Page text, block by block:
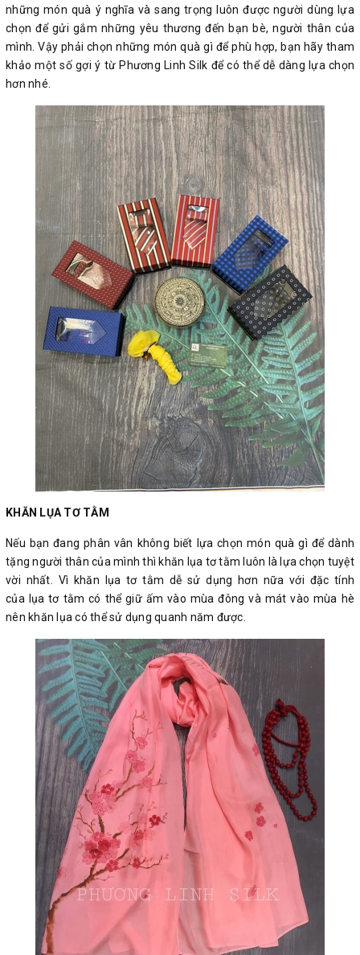
những món quà ý nghĩa và sang trọng luôn được người dùng lựa
chọn để gửi gắm những yêu thương đến bạn bè, người thân của
mình. Vậy phải chọn những món quà gì để phù hợp, bạn hãy tham
khảo một số gợi ý từ Phương Linh Silk để có thể dễ dàng lựa chọn
hơn nhé.
KHĂN LỤA TƠ TẰM
Nếu bạn đang phân vân không biết lựa chọn món quà gì để dành
tặng người thân của mình thì khăn lụa tơ tằm luôn là lựa chọn tuyệt
vời nhất. Vì khăn lụa tơ tằm dễ sử dụng hơn nữa với đặc tính
của lụa tơ tằm có thể giữ ấm vào mùa đông và mát vào mùa hè
nên khăn lụa có thể sử dụng quanh năm được.